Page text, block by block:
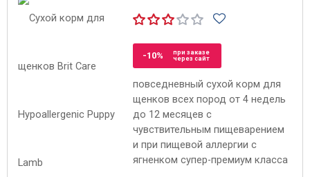
-10%
при заказе
через сайт
повседневный сухой корм для
щенков всех пород от 4 недель
до 12 месяцев с
чувствительным пищеварением
и при пищевой аллергии с
ягненком супер-премиум класса